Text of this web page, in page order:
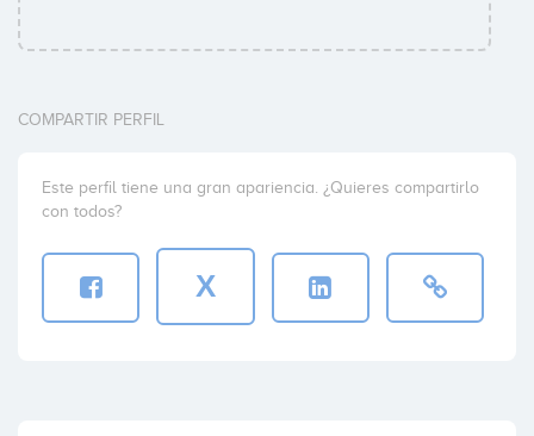
COMPARTIR PERFIL
Este perfil tiene una gran apariencia. ¿Quieres compartirlo
con todos?
X